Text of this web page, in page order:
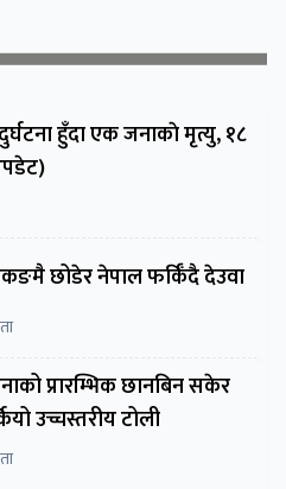
हुँदा एक जनाकाे मृत्यु, १८
छोडेर नेपाल फर्किँदै देउवा
प्रारम्भिक छानबिन सकेर
उच्चस्तरीय टोली